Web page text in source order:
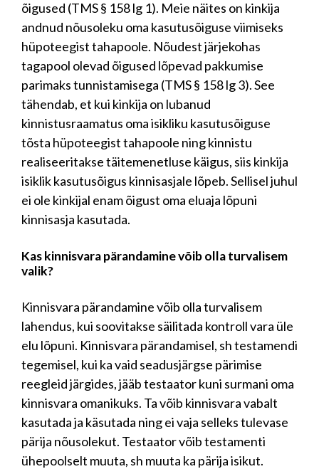
õigused (TMS § 158 lg 1). Meie näites on kinkija
andnud nõusoleku oma kasutusõiguse viimiseks
hüpoteegist tahapoole. Nõudest järjekohas
tagapool olevad õigused lõpevad pakkumise
parimaks tunnistamisega (TMS § 158 lg 3). See
tähendab, et kui kinkija on lubanud
kinnistusraamatus oma isikliku kasutusõiguse
tõsta hüpoteegist tahapoole ning kinnistu
realiseeritakse täitemenetluse käigus, siis kinkija
isiklik kasutusõigus kinnisasjale lõpeb. Sellisel juhul
ei ole kinkijal enam õigust oma eluaja lõpuni
kinnisasja kasutada.
Kas kinnisvara pärandamine võib olla turvalisem
valik?
Kinnisvara pärandamine võib olla turvalisem
lahendus, kui soovitakse säilitada kontroll vara üle
elu lõpuni. Kinnisvara pärandamisel, sh testamendi
tegemisel, kui ka vaid seadusjärgse pärimise
reegleid järgides, jääb testaator kuni surmani oma
kinnisvara omanikuks. Ta võib kinnisvara vabalt
kasutada ja käsutada ning ei vaja selleks tulevase
pärija nõusolekut. Testaator võib testamenti
ühepoolselt muuta, sh muuta ka pärija isikut.